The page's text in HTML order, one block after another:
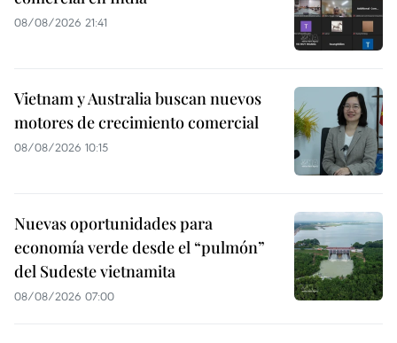
08/08/2026 21:41
Vietnam y Australia buscan nuevos
motores de crecimiento comercial
08/08/2026 10:15
Nuevas oportunidades para
economía verde desde el “pulmón”
del Sudeste vietnamita
08/08/2026 07:00